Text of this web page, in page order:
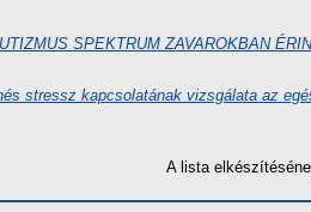
SPEKTRUM ZAVAROKBAN
stressz kapcsolatának vizsgálata az
A lista